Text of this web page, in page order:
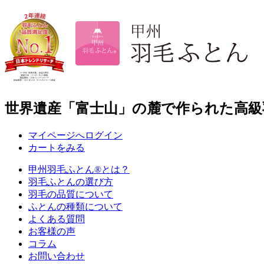
世界遺産「富士山」の麓で作られた高
マイページへログイン
カートをみる
甲州羽毛ふとん®とは？
羽毛ふとんの選び方
羽毛の品質について
ふとんの種類について
よくある質問
お客様の声
コラム
お問い合わせ